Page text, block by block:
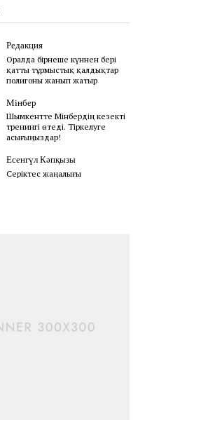
Редакция
Оралда бірнеше күннен бері
қатты тұрмыстық қалдықтар
полигоны жанып жатыр
Мінбер
Шымкентте Мінбердің кезекті
тренингі өтеді. Тіркелуге
асығыңыздар!
Есенгүл Кәпқызы
Серіктес жаңалығы